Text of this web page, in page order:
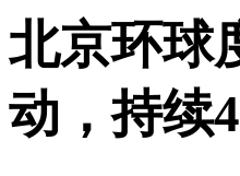
北京环球
动，持续